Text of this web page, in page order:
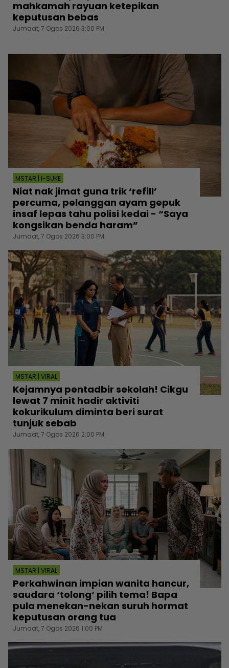
mahkamah rayuan ketepikan
keputusan bebas
Jumaat, 7 Ogos 2026 3:00 PM
MSTAR | I-SUKE
Niat nak jimat guna trik ‘refill’
percuma, pelanggan ayam gepuk
insaf lepas tahu polisi kedai - “Saya
kongsikan benda haram”
Jumaat, 7 Ogos 2026 3:00 PM
MSTAR | VIRAL
Kejamnya pentadbir sekolah! Cikgu
lewat 7 minit hadir aktiviti
kokurikulum diminta beri surat
tunjuk sebab
Jumaat, 7 Ogos 2026 2:00 PM
MSTAR | VIRAL
Perkahwinan impian wanita hancur,
saudara ‘tolong‘ pilih tema! Bapa
pula menekan-nekan suruh hormat
keputusan orang tua
Jumaat, 7 Ogos 2026 1:00 PM